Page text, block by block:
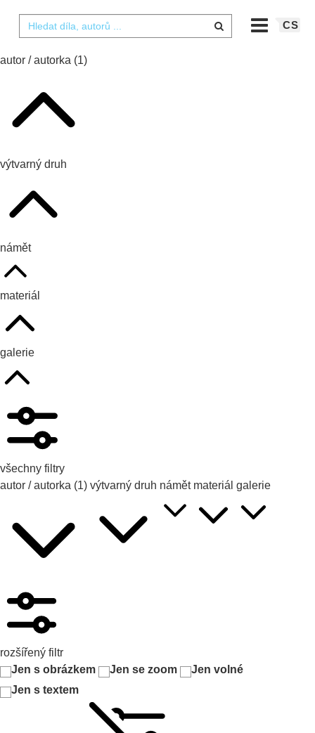
CS
autor / autorka (1)
výtvarný druh
námět
materiál
galerie
všechny filtry
autor / autorka (1) výtvarný druh námět materiál galerie
rozšířený filtr
Jen s obrázkem
Jen se zoom
Jen volné
Jen s textem